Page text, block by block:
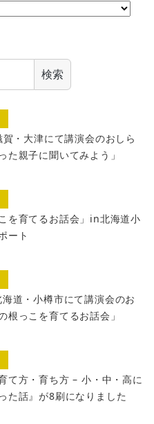
検索
・大津にて講演会のおしら
た親子に聞いてみよう」
を育てるお話会」in北海道小
ート
道・小樽市にて講演会のお
根っこを育てるお話会」
て方・育ち方 – 小・中・高に
た話』が8刷になりました